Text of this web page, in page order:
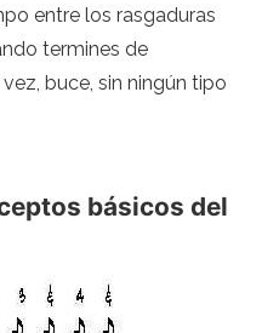
entre los rasgaduras
termines de
buce, sin ningún tipo
básicos del